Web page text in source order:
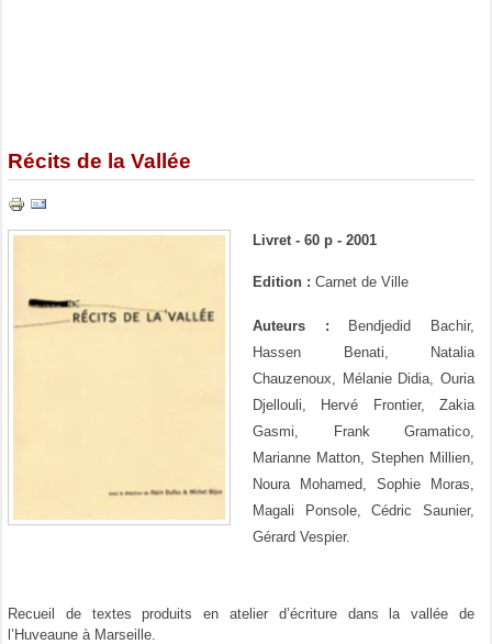
Récits de la Vallée
Livret - 60 p - 2001
Edition : Carnet de Ville
Auteurs : Bendjedid Bachir,
Hassen Benati, Natalia
Chauzenoux, Mélanie Didia, Ouria
Djellouli, Hervé Frontier, Zakia
Gasmi, Frank Gramatico,
Marianne Matton, Stephen Millien,
Noura Mohamed, Sophie Moras,
Magali Ponsole, Cédric Saunier,
Gérard Vespier.
Recueil de textes produits en atelier d’écriture dans la vallée de
l’Huveaune à Marseille.